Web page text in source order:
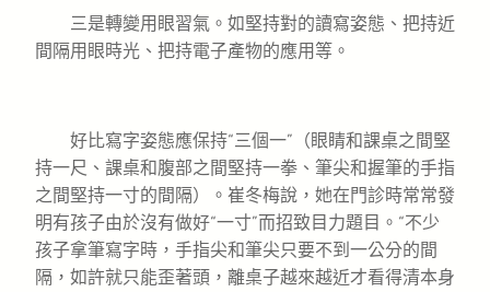
三是轉變用眼習氣。如堅持對的讀寫姿態、把持近
間隔用眼時光、把持電子產物的應用等。
好比寫字姿態應保持“三個一”（眼睛和課桌之間堅
持一尺、課桌和腹部之間堅持一拳、筆尖和握筆的手指
之間堅持一寸的間隔）。崔冬梅說，她在門診時常常發
明有孩子由於沒有做好“一寸”而招致目力題目。“不少
孩子拿筆寫字時，手指尖和筆尖只要不到一公分的間
隔，如許就只能歪著頭，離桌子越來越近才看得清本身